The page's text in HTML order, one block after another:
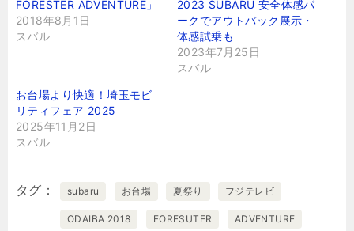
FORESTER ADVENTURE」
2018年8月1日
スバル
2023 SUBARU 安全体感パ
ークでアウトバック展示・
体感試乗も
2023年7月25日
スバル
お台場より快適！埼玉モビ
リティフェア 2025
2025年11月2日
スバル
タグ subaru お台場 夏祭り フジテレビ
ODAIBA 2018 FORESUTER ADVENTURE